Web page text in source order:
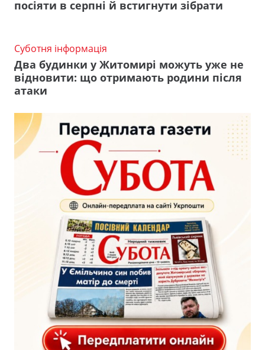
посіяти в серпні й встигнути зібрати
Суботня інформація
Два будинки у Житомирі можуть уже не
відновити: що отримають родини після
атаки